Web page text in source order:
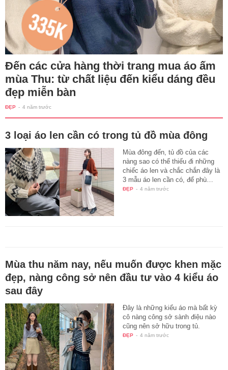
Đến các cửa hàng thời trang mua áo ấm
mùa Thu: từ chất liệu đến kiểu dáng đều
đẹp miễn bàn
ĐẸP - 4 năm trước
3 loại áo len cần có trong tủ đồ mùa đông
Mùa đông đến, tủ đồ của các
nàng sao có thể thiếu đi những
chiếc áo len và chắc chắn đây là
3 mẫu áo len cần có, để phù…
ĐẸP - 4 năm trước
Mùa thu năm nay, nếu muốn được khen mặc
đẹp, nàng công sở nên đầu tư vào 4 kiểu áo
sau đây
Đây là những kiểu áo mà bất kỳ
cô nàng công sở sành điệu nào
cũng nên sở hữu trong tủ.
ĐẸP - 4 năm trước